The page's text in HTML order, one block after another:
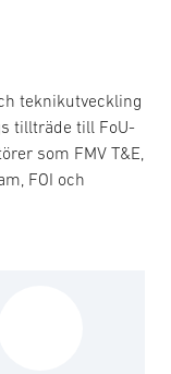
teknikutveckling
tillträde till FoU-
som FMV T&E,
FOI och
inom
i
omfattar
företag och